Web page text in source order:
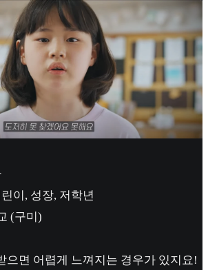
이, 성장, 저학년
(구미)
으면 어렵게 느껴지는 경우가 있지요!